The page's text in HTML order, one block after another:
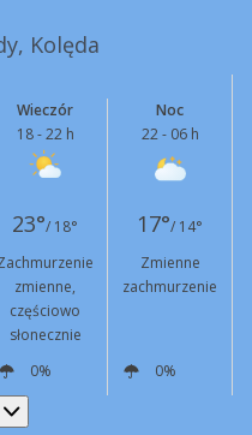
Kolęda
Wieczór
18 - 22 h
Noc
22 - 06 h
23°/ 18° 17°/ 14°
zmienne,
częściowo
słonecznie
Zmienne
zachmurzenie
0%
0%